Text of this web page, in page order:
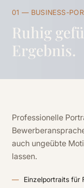
01 — BUSINESS-
Ruhig
Ergebnis.
Professionelle
auch ungeübte
lassen.
Einzelportraits für